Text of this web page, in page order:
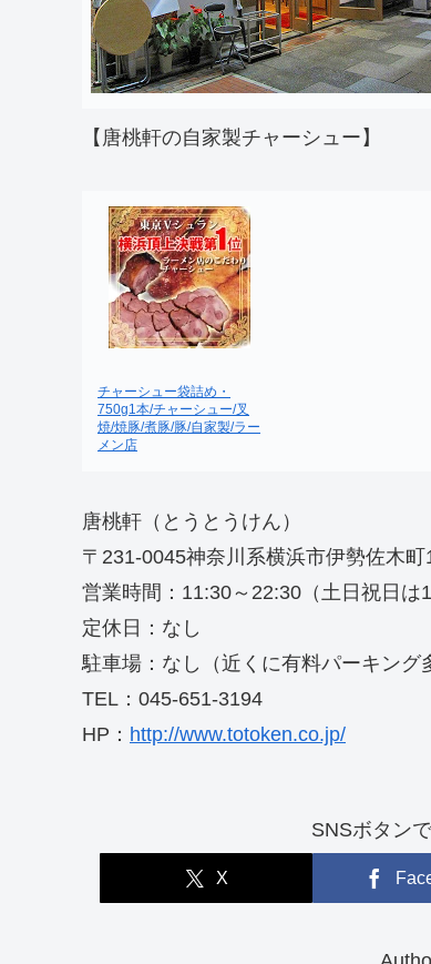
【唐桃軒の自家製チャーシュー】
チャーシュー袋詰め・
750g1本/チャーシュー/叉
焼/焼豚/煮豚/豚/自家製/ラー
メン店
唐桃軒（とうとうけん）
〒231-0045神奈川系横浜市伊勢佐木町
営業時間：11:30～22:30（土日祝日は
定休日：なし
駐車場：なし（近くに有料パーキング
TEL：045-651-3194
HP： http://www.totoken.co.jp/
SNSボタン
X